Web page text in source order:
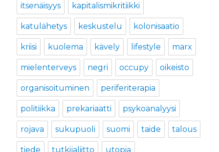
itsenäisyys kapitalismikritiikki
katulähetys keskustelu kolonisaatio
kriisi kuolema kävely lifestyle marx
mielenterveys negri occupy oikeisto
organisoituminen periferiterapia
politiikka prekariaatti psykoanalyysi
rojava sukupuoli suomi taide talous
tiede tutkijaliitto utopia